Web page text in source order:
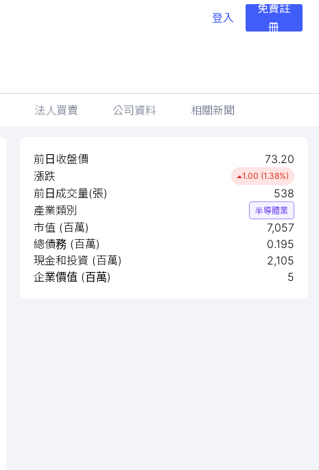
登入
免費註
冊
法人買賣 公司資料 相關新聞
前日收盤價
73.20
漲跌
1.00 (1.38%)
前日成交量(張)
538
產業類別
半導體業
市值 (百萬)
7,057
總債務 (百萬)
0.195
現金和投資 (百萬)
2,105
企業價值 (百萬)
5